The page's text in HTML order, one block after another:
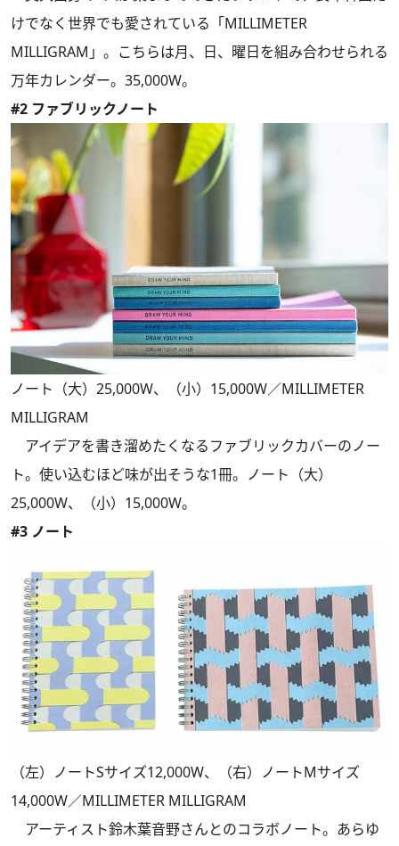
けでなく世界でも愛されている「MILLIMETER
MILLIGRAM」。こちらは月、日、曜日を組み合わせられる
万年カレンダー。35,000W。
#2 ファブリックノート
ノート（大）25,000W、（小）15,000W／MILLIMETER
MILLIGRAM
アイデアを書き溜めたくなるファブリックカバーのノー
ト。使い込むほど味が出そうな1冊。ノート（大）
25,000W、（小）15,000W。
#3 ノート
（左）ノートSサイズ12,000W、（右）ノートMサイズ
14,000W／MILLIMETER MILLIGRAM
アーティスト鈴木葉音野さんとのコラボノート。あらゆ